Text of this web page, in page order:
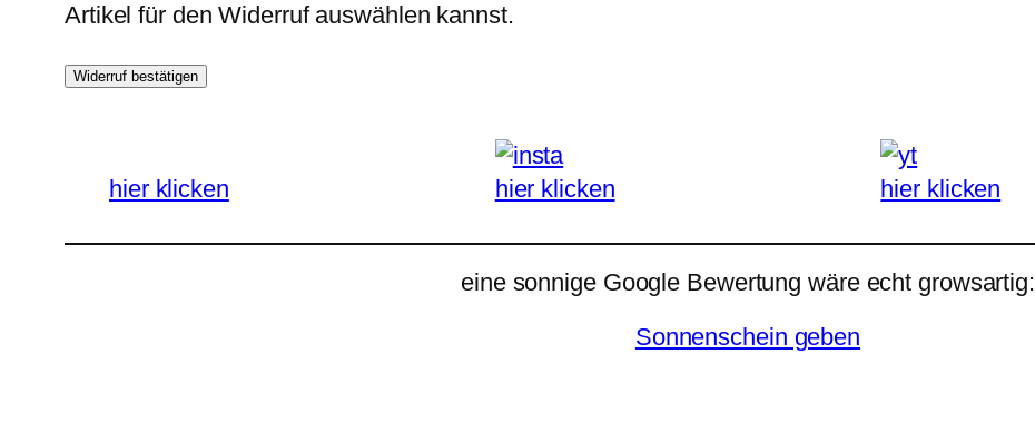
Artikel für den Widerruf auswählen kannst.
Widerruf bestätigen
hier klicken hier klicken hier klicken
eine sonnige Google Bewertung wäre echt growsartig:
Sonnenschein geben